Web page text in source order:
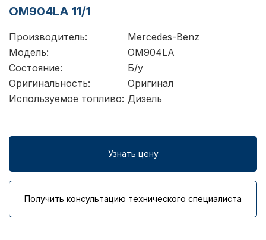
OM904LA 11/1
Производитель:
Mercedes-Benz
Модель:
OM904LA
Состояние:
Б/у
Оригинальность:
Оригинал
Используемое топливо: Дизель
Узнать цену
Получить консультацию технического специалиста